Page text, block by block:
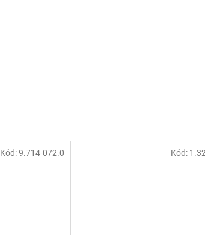
Kód:9.714-072.0 Kód: